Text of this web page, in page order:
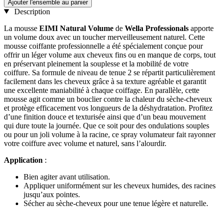
Ajouter l'ensemble au panier
Description
La mousse EIMI Natural Volume de Wella Professionals apporte
un volume doux avec un toucher merveilleusement naturel. Cette
mousse coiffante professionnelle a été spécialement conçue pour
offrir un léger volume aux cheveux fins ou en manque de corps, tout
en préservant pleinement la souplesse et la mobilité de votre
coiffure. Sa formule de niveau de tenue 2 se répartit particulièrement
facilement dans les cheveux grâce à sa texture agréable et garantit
une excellente maniabilité à chaque coiffage. En parallèle, cette
mousse agit comme un bouclier contre la chaleur du sèche-cheveux
et protège efficacement vos longueurs de la déshydratation. Profitez
d’une finition douce et texturisée ainsi que d’un beau mouvement
qui dure toute la journée. Que ce soit pour des ondulations souples
ou pour un joli volume à la racine, ce spray volumateur fait rayonner
votre coiffure avec volume et naturel, sans l’alourdir.
Application :
Bien agiter avant utilisation.
Appliquer uniformément sur les cheveux humides, des racines
jusqu’aux pointes.
Sécher au sèche-cheveux pour une tenue légère et naturelle.